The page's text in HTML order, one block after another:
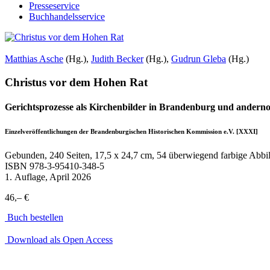
Presseservice
Buchhandelsservice
Matthias Asche (Hg.), Judith Becker(Hg.), Gudrun Gleba (Hg.)
Christus vor dem Hohen Rat
Gerichtsprozesse als Kirchenbilder in Brandenburg und
Einzelveröffentlichungen der Brandenburgischen Historischen Kommission e.V. [XXXI]
Gebunden, 240 Seiten, 17,5 x 24,7 cm, 54 überwiegend farbige
ISBN 978-3-95410-348-5
1. Auflage, April 2026
46,– €
Buch bestellen
Download als Open Access